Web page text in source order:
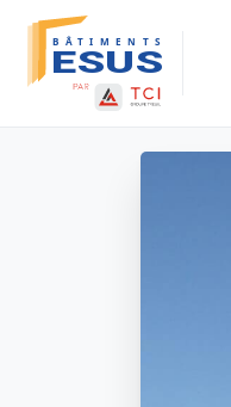
des cookies